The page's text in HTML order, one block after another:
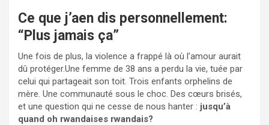
Ce que j’aen dis personnellement:
“Plus jamais ça”
Une fois de plus, la violence a frappé là où l’amour aurait
dû protéger.Une femme de 38 ans a perdu la vie, tuée par
celui qui partageait son toit. Trois enfants orphelins de
mère. Une communauté sous le choc. Des cœurs brisés,
et une question qui ne cesse de nous hanter : jusqu’à
quand oh rwandaises rwandais?